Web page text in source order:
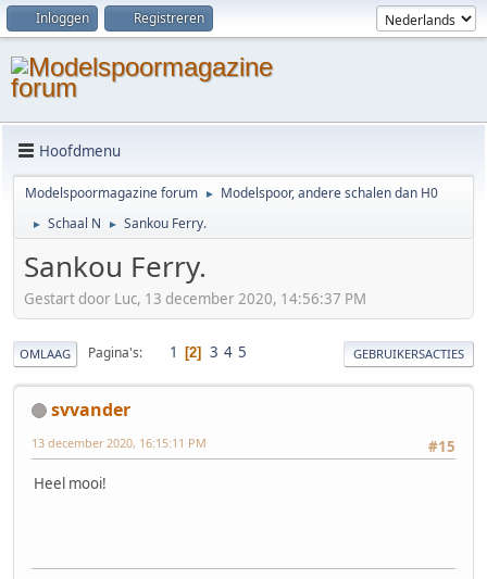
Inloggen Registreren
Hoofdmenu
Modelspoormagazine forum ► Modelspoor, andere schalen dan H0
► Schaal N ► Sankou Ferry.
Sankou Ferry.
Gestart door Luc, 13 december 2020, 14:56:37 PM
OMLAAG Pagina's 1 2 3 4 5 GEBRUIKERSACTIES
svvander
#15
13 december 2020, 16:15:11 PM
Heel mooi!